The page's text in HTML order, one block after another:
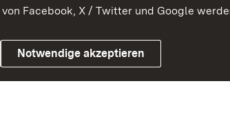
Impressum Kontakt
Facebook, X / Twitter und Google
Notwendige akzeptieren